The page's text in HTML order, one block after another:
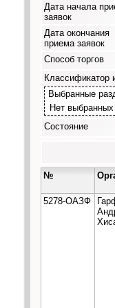
Дата начала
заявок
Дата окончания
приема заявок
Способ торгов
Классификатор
Выбранные
Нет
Состояние
№
5278-ОАЗФ